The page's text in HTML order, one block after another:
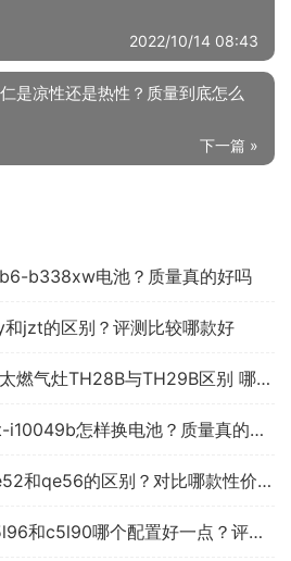
2022/10/14 08:43
是凉性还是热性？质量到底怎么
下一篇 »
b6-b338xw电池？质量真的好吗
jzt的区别？评测比较哪款好
使用一个月后分享方太燃气灶TH28B与TH29B区别 哪个更好用？到底要怎么选择
「深度评测」华帝jzt-i10049b怎样换电池？质量真的差吗
「买前告知」百得qe52和qe56的区别？对比哪款性价比更高
用后感受解析万和c5l96和c5l90哪个配置好一点？评测教你怎么选